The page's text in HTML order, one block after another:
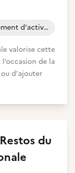
Elaborer une stratégie de développement d'activité
valorise cette
de la
d'ajouter
Restos du